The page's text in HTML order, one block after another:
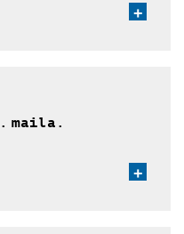
+
maila.
+